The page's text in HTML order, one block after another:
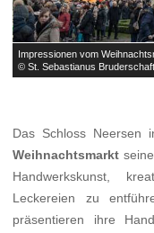
Impressionen vom
© St. Sebastianus
Das Schloss Neersen
Weihnachtsmarkt
Handwerkskunst,
Leckereien zu
präsentieren ihre